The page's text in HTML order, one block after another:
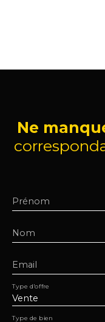
Ne
Prénom
Nom
Email
Vente
Type d'offre
Type de bien